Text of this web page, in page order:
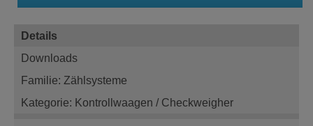
Details
Downloads
Familie: Zählsysteme
Kategorie: Kontrollwaagen / Checkweigher